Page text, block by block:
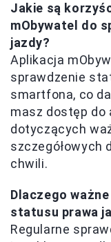
Jakie są
mObywatel do
jazdy?
Aplikacja
sprawdzenie
smartfona, co
masz dostęp
dotyczących
szczegółowych
chwili.
Dlaczego
statusu prawa
Regularne